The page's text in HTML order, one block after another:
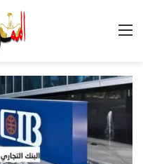
القائمة